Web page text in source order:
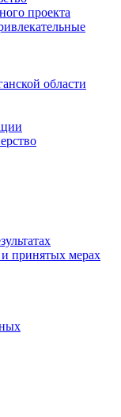
проекта
области
принятых мерах